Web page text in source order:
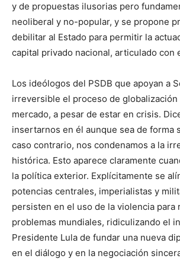
y de propuestas ilusorias pero
neoliberal y no-popular, y se propone
debilitar al Estado para permitir la
capital privado nacional, articulado con
Los ideólogos del PSDB que apoyan a
irreversible el proceso de globalización
mercado, a pesar de estar en crisis.
insertarnos en él aunque sea de forma
caso contrario, nos condenamos a la
histórica. Esto aparece claramente
la política exterior. Explícitamente se
potencias centrales, imperialistas y
persisten en el uso de la violencia para
problemas mundiales, ridiculizando el
Presidente Lula de fundar una nueva
en el diálogo y en la negociación